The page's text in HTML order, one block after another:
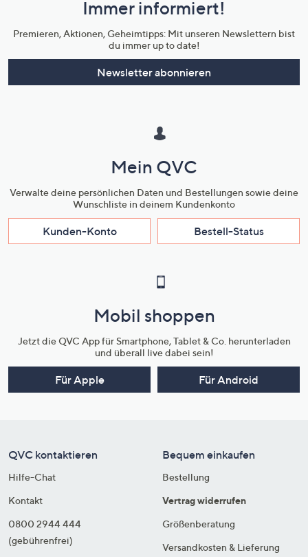
Unternehmensinformationen
Immer informiert!
Premieren, Aktionen, Geheimtipps: Mit unseren Newslettern bist
du immer up to date!
Newsletter abonnieren
Mein QVC
Verwalte deine persönlichen Daten und Bestellungen sowie deine
Wunschliste in deinem Kundenkonto
Kunden-Konto Bestell-Status
Mobil shoppen
Jetzt die QVC App für Smartphone, Tablet & Co. herunterladen
und überall live dabei sein!
Für Apple Für Android
QVC kontaktieren
Hilfe-Chat
Kontakt
0800 2944 444
(gebührenfrei)
Bequem einkaufen
Bestellung
Vertrag widerrufen
Größenberatung
Versandkosten & Lieferung